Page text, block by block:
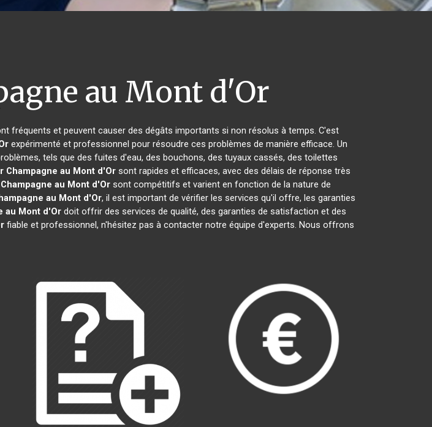
au Mont d'Or
fréquents et peuvent causer des dégâts importants si non résolus à temps. C'est
expérimenté et professionnel pour résoudre ces problèmes de manière efficace. Un
tels que des fuites d'eau, des bouchons, des tuyaux cassés, des toilettes
Champagne au Mont d'Or sont rapides et efficaces, avec des délais de réponse très
Champagne au Mont d'Or sont compétitifs et varient en fonction de la nature de
au Mont d'Or, il est important de vérifier les services qu'il offre, les garanties
au Mont d'Ordoit offrir des services de qualité, des garanties de satisfaction et des
fiable et professionnel, n'hésitez pas à contacter notre équipe d'experts. Nous offrons